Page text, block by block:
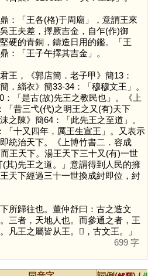
「王各(格)于周廟」，意謂王來
王夫差，擇厥吉金，自乍(作)御
硬的青銅，鑄造日用的鑑。「王
：「王子午擇其吉金」。
，《郭店簡．老子甲》簡13：
．緇衣》簡33-34：「穆穆文王」。
：「是古(故)先王之教民也」。《上
「昔三弋(代)之明王之又(有)天下
之陳》簡64：「此先王之至道」。
「十又四年，厲王生宣王」。又表示
統治天下。《上博竹書二．容成
王天下。湯王天下三十又(有)一世
其)先王之道。」意謂得到人民的擁
天下經過三十一世換成紂即位，紂
歸往也。董仲舒曰：古之造文
三者，天地人也。而參通之者，王
凡王之屬皆从王。𠙻，古文王。」
699 字